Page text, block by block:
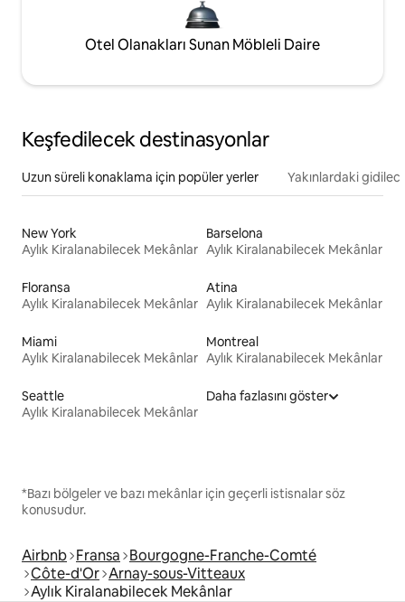
Otel Olanakları Sunan Möbleli Daire
Keşfedilecek destinasyonlar
Uzun süreli konaklama için popüler yerler Yakınlardaki
New York
Aylık Kiralanabilecek Mekânlar
Barselona
Aylık Kiralanabilecek Mekânlar
Floransa
Aylık Kiralanabilecek Mekânlar
Atina
Aylık Kiralanabilecek Mekânlar
Miami
Aylık Kiralanabilecek Mekânlar
Montreal
Aylık Kiralanabilecek Mekânlar
Seattle
Aylık Kiralanabilecek Mekânlar
Daha fazlasını göster
*Bazı bölgeler ve bazı mekânlar için geçerli istisnalar söz
konusudur.
Airbnb Fransa Bourgogne-Franche-Comté
Côte-d'Or Arnay-sous-Vitteaux
Aylık Kiralanabilecek Mekânlar